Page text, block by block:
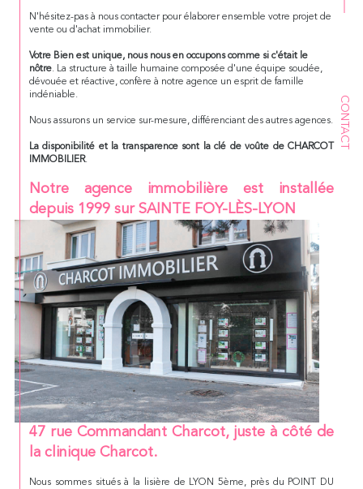
CONTACT
N'hésitez-pas à nous contacter pour élaborer ensemble votre projet de
vente ou d'achat immobilier.
Votre Bien est unique, nous nous en occupons comme si c'était le
nôtre. La structure à taille humaine composée d'une équipe soudée,
dévouée et réactive, confère à notre agence un esprit de famille
indéniable.
Nous assurons un service sur-mesure, différenciant des autres agences.
La disponibilité et la transparence sont la clé de voûte de CHARCOT
IMMOBILIER.
Notre agence immobilière est installée
depuis 1999 sur SAINTE FOY-LÈS-LYON
47 rue Commandant Charcot, juste à côté de
la clinique Charcot.
Nous sommes situés à la lisière de LYON 5ème, près du POINT DU